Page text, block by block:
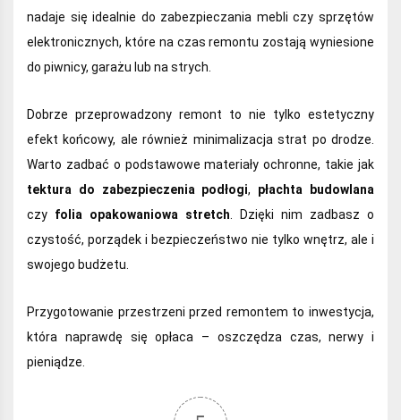
nadaje się idealnie do zabezpieczania mebli czy sprzętów
elektronicznych, które na czas remontu zostają wyniesione
do piwnicy, garażu lub na strych.
Dobrze przeprowadzony remont to nie tylko estetyczny
efekt końcowy, ale również minimalizacja strat po drodze.
Warto zadbać o podstawowe materiały ochronne, takie jak
tektura do zabezpieczenia podłogi, płachta budowlana
czy folia opakowaniowa stretch . Dzięki nim zadbasz o
czystość, porządek i bezpieczeństwo nie tylko wnętrz, ale i
swojego budżetu.
Przygotowanie przestrzeni przed remontem to inwestycja,
która naprawdę się opłaca – oszczędza czas, nerwy i
pieniądze.